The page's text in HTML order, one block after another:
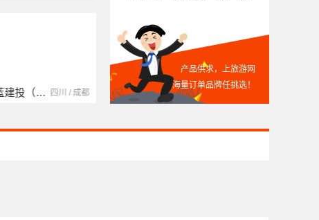
湖南自由家装饰工程有限公司 湖南 / 湘潭
产品供求，上旅游网
海量订单品牌任挑选！